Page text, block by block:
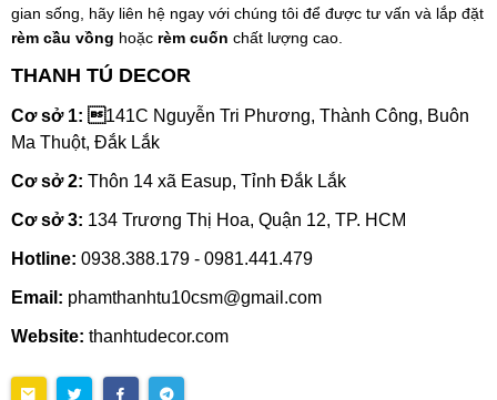
gian sống, hãy liên hệ ngay với chúng tôi để được tư vấn và lắp đặt
rèm cầu vồng hoặc rèm cuốn chất lượng cao.
THANH TÚ DECOR
Cơ sở 1: 141C Nguyễn Tri Phương, Thành Công, Buôn
Ma Thuột, Đắk Lắk
Cơ sở 2: Thôn 14 xã Easup, Tỉnh Đắk Lắk
Cơ sở 3: 134 Trương Thị Hoa, Quận 12, TP. HCM
Hotline: 0938.388.179 - 0981.441.479
Email: phamthanhtu10csm@gmail.com
Website: thanhtudecor.com